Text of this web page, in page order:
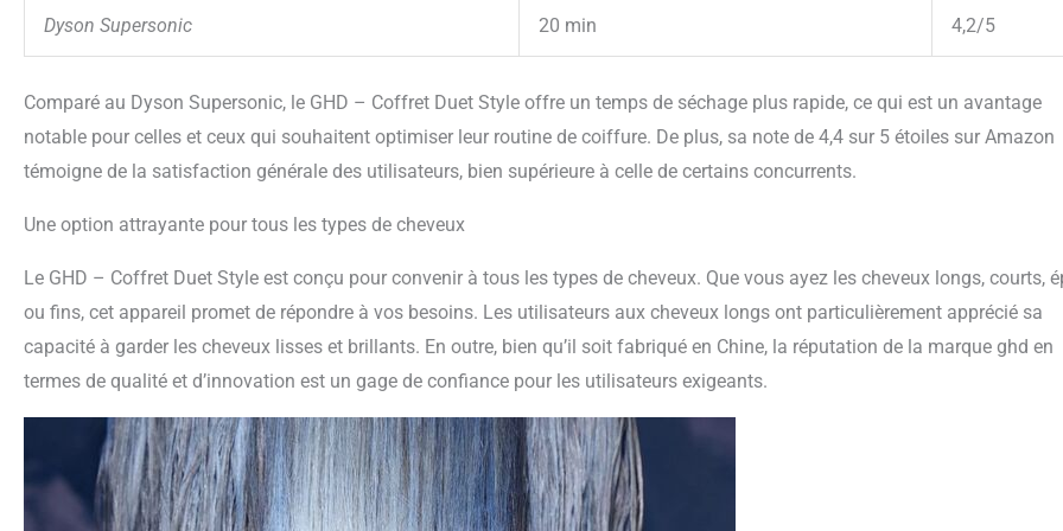
Dyson Supersonic 20 min 4,2/5
Comparé au Dyson Supersonic, le GHD – Coffret Duet Style offre un temps de séchage plus rapide, ce qui est un avantage
notable pour celles et ceux qui souhaitent optimiser leur routine de coiffure. De plus, sa note de 4,4 sur 5 étoiles sur Amazon
témoigne de la satisfaction générale des utilisateurs, bien supérieure à celle de certains concurrents.
Une option attrayante pour tous les types de cheveux
Le GHD – Coffret Duet Style est conçu pour convenir à tous les types de cheveux. Que vous ayez les cheveux longs, courts,
ou fins, cet appareil promet de répondre à vos besoins. Les utilisateurs aux cheveux longs ont particulièrement apprécié sa
capacité à garder les cheveux lisses et brillants. En outre, bien qu’il soit fabriqué en Chine, la réputation de la marque ghd en
termes de qualité et d’innovation est un gage de confiance pour les utilisateurs exigeants.